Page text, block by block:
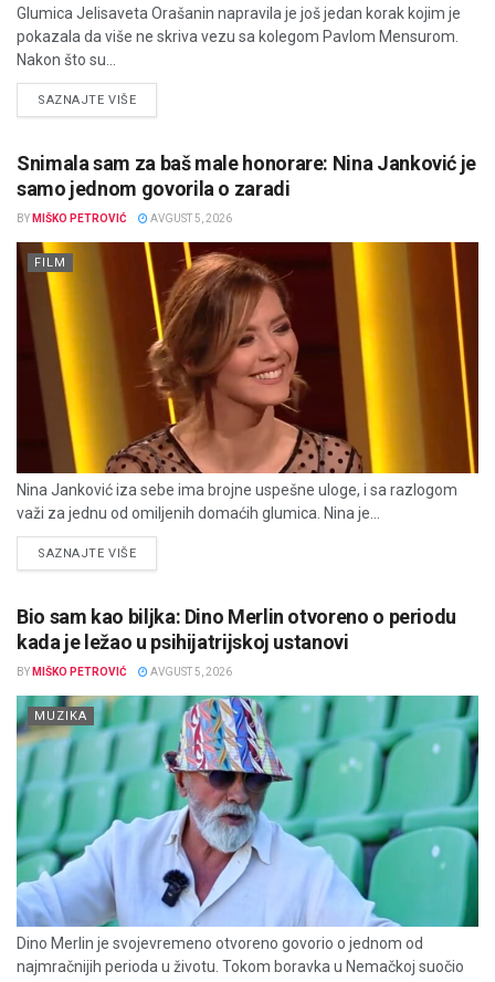
Glumica Jelisaveta Orašanin napravila je još jedan korak kojim je
pokazala da više ne skriva vezu sa kolegom Pavlom Mensurom.
Nakon što su...
SAZNAJTE VIŠEDETAILS
Snimala sam za baš male honorare: Nina Janković je
samo jednom govorila o zaradi
BY MIŠKO PETROVIĆ AVGUST 5, 2026
FILM
Nina Janković iza sebe ima brojne uspešne uloge, i sa razlogom
važi za jednu od omiljenih domaćih glumica. Nina je...
SAZNAJTE VIŠEDETAILS
Bio sam kao biljka: Dino Merlin otvoreno o periodu
kada je ležao u psihijatrijskoj ustanovi
BY MIŠKO PETROVIĆ AVGUST 5, 2026
MUZIKA
Dino Merlin je svojevremeno otvoreno govorio o jednom od
najmračnijih perioda u životu. Tokom boravka u Nemačkoj suočio